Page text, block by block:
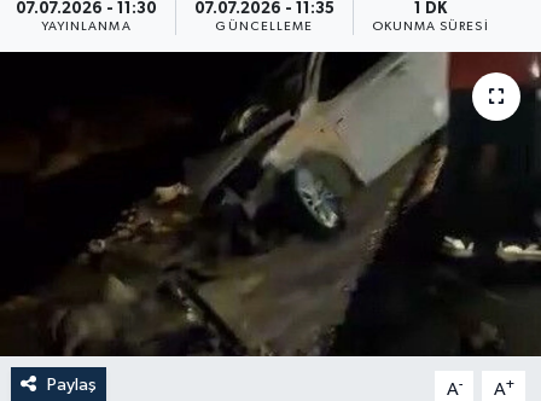
07.07.2026 - 11:30
YAYINLANMA
07.07.2026 - 11:35
GÜNCELLEME
1 DK
OKUNMA SÜRESI
Paylaş A- A+
Sağlık